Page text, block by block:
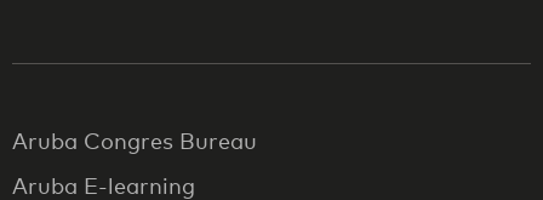
Aruba Congres Bureau
Aruba E-learning